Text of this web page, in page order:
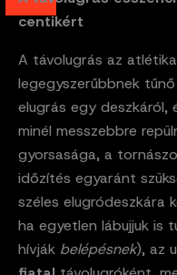
centikért
A távolugrás az
legegyszerűbbnek
elugrás egy deszkáról,
minél messzebbre
gyorsasága, a
időzítés egyaránt
széles elugródeszkára
ha egyetlen lábujjuk is
hívják belépésnek), az